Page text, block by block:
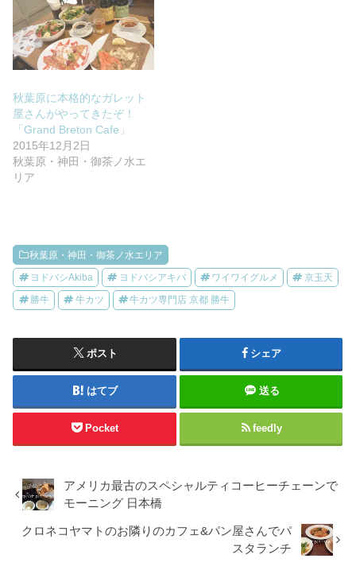
秋葉原に本格的なガレット
屋さんがやってきたぞ！
「Grand Breton Cafe」
2015年12月2日
秋葉原・神田・御茶ノ水エ
リア
秋葉原・神田・御茶ノ水エリア
ヨドバシAkiba ヨドバシアキバ ワイワイグルメ 京玉天
勝牛 牛カツ 牛カツ専門店 京都 勝牛
ポスト シェア
はてブ 送る
Pocket feedly
アメリカ最古のスペシャルティコーヒーチェーンで
モーニング 日本橋
クロネコヤマトのお隣りのカフェ&パン屋さんでパ
スタランチ